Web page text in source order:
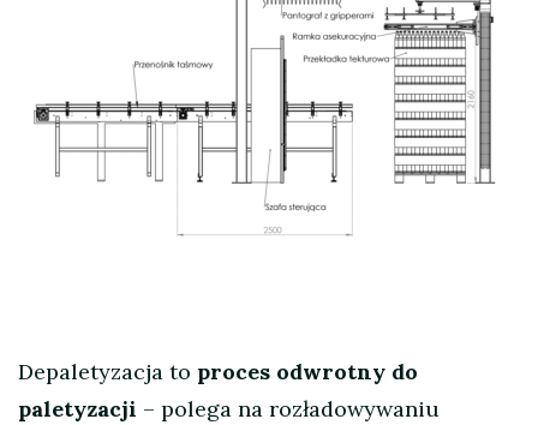
Depaletyzacja to proces odwrotny do
paletyzacji – polega na rozładowywaniu